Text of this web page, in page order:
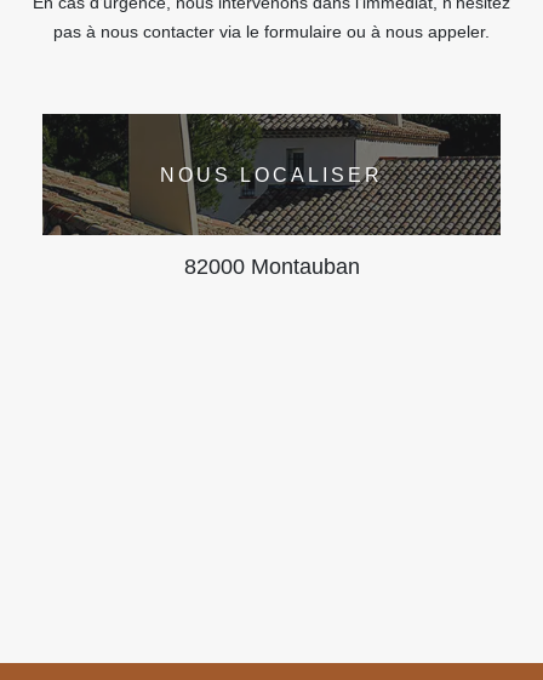
pas à nous contacter via le formulaire ou à nous appeler.
NOUS LOCALISER
82000 Montauban